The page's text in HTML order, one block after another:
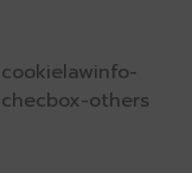
cookielawinfo-
checbox-others